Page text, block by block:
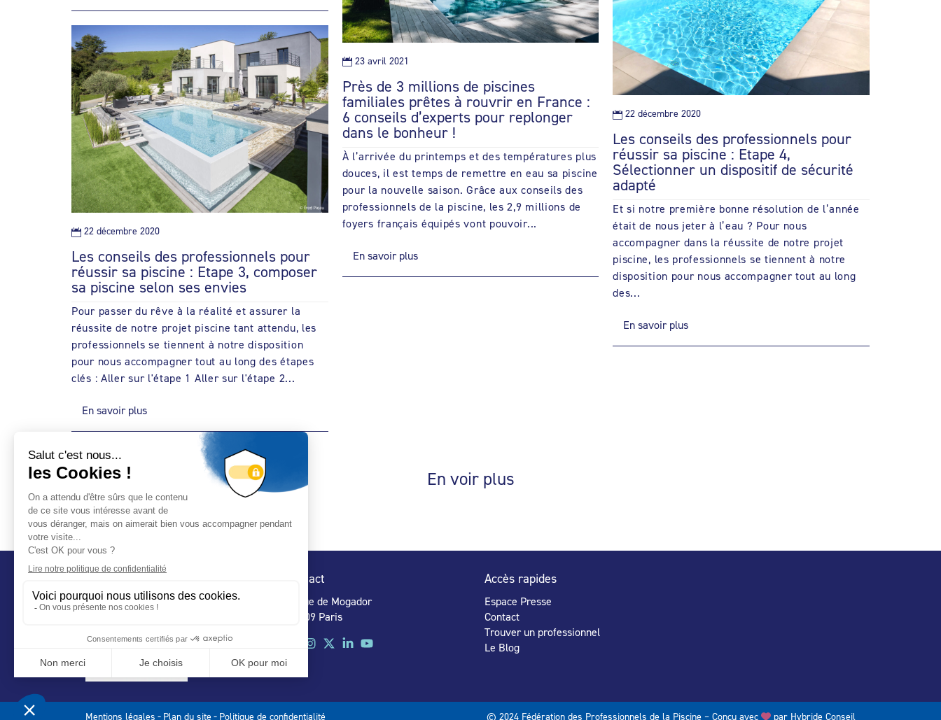
Près de 3 millions de piscines
familiales prêtes à rouvrir en France :
6 conseils d’experts pour replonger
dans le bonheur !
À l’arrivée du printemps et des températures plus
douces, il est temps de remettre en eau sa piscine
pour la nouvelle saison. Grâce aux conseils des
professionnels de la piscine, les 2,9 millions de
foyers français équipés vont pouvoir...
En savoir plus
 23 avril 2021
Les conseils des professionnels pour
réussir sa piscine : Etape 4,
Sélectionner un dispositif de sécurité
adapté
Et si notre première bonne résolution de l’année
était de nous jeter à l’eau ? Pour nous
accompagner dans la réussite de notre projet
piscine, les professionnels se tiennent à notre
disposition pour nous accompagner tout au long
des...
En savoir plus
 22 décembre 2020
Les conseils des professionnels pour
réussir sa piscine : Etape 3, composer
sa piscine selon ses envies
Pour passer du rêve à la réalité et assurer la
réussite de notre projet piscine tant attendu, les
professionnels se tiennent à notre disposition
pour nous accompagner tout au long des étapes
clés : Aller sur l'étape 1 Aller sur l'étape 2...
En savoir plus
 22 décembre 2020
En voir plus
Contact
32 rue de Mogador
75 009 Paris
Accès rapides
Espace Presse
Contact
Trouver un professionnel
Le Blog
Mentions légales - Plan du site - Politique de confidentialité © 2024 Fédération des Professionnels de la Piscine – Conçu avec par Hybride Conseil